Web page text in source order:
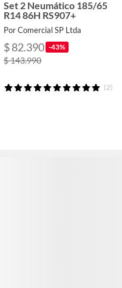
Set 2 Neumático 185/65
R14 86H RS907+
Por Comercial SP Ltda
$ 82.390 -43%
$ 143.990
(2)